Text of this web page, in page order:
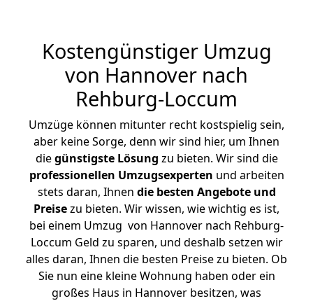
Kostengünstiger Umzug
von Hannover nach
Rehburg-Loccum
Umzüge können mitunter recht kostspielig sein,
aber keine Sorge, denn wir sind hier, um Ihnen
diegünstigste Lösung zu bieten. Wir sind die
professionellen Umzugsexperten und arbeiten
stets daran, Ihnen die besten Angebote und
Preisezu bieten. Wir wissen, wie wichtig es ist,
bei einem Umzug von Hannover nach Rehburg-
Loccum Geld zu sparen, und deshalb setzen wir
alles daran, Ihnen die besten Preise zu bieten. Ob
Sie nun eine kleine Wohnung haben oder ein
großes Haus in Hannover besitzen, was